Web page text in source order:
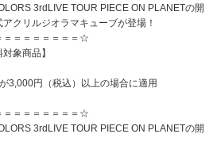
ルアイドル同好会
!!
3rdLIVE TOUR PIECE ON PLANETの開
クリルジオラマキューブが登場！
＝＝＝＝＝＝＝＝☆
象商品】
3,000円（税込）以上の場合に適用
＝＝＝＝＝＝＝＝☆
3rdLIVE TOUR PIECE ON PLANETの開